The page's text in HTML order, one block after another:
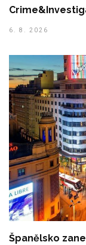
6. 8. 2026
Španělsko